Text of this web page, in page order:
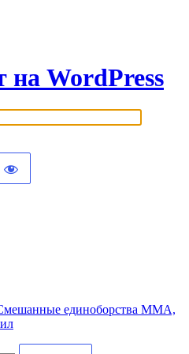
на WordPress
единоборства MMA,